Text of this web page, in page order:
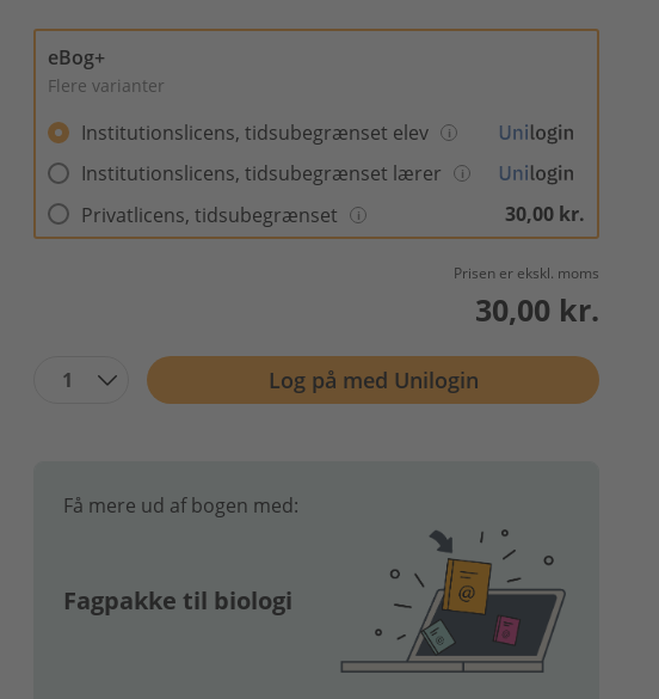
eBog+
Flere varianter
Institutionslicens, tidsubegrænset elev
Institutionslicens, tidsubegrænset lærer
Privatlicens, tidsubegrænset
30,00 kr.
Prisen er ekskl. moms
30,00 kr.
1 Log på med Unilogin
Få mere ud af bogen med:
Fagpakke til biologi